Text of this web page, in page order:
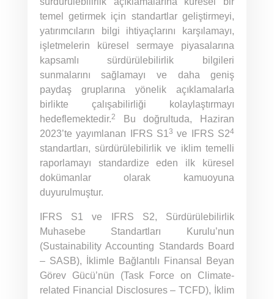
temel getirmek için standartlar geliştirmeyi,
yatırımcıların bilgi ihtiyaçlarını karşılamayı,
işletmelerin küresel sermaye piyasalarına
kapsamlı sürdürülebilirlik bilgileri
sunmalarını sağlamayı ve daha geniş
paydaş gruplarına yönelik açıklamalarla
birlikte çalışabilirliği kolaylaştırmayı
hedeflemektedir.2
Bu doğrultuda, Haziran
2023’te yayımlanan IFRS S1 3 ve IFRS S24
standartları, sürdürülebilirlik ve iklim temelli
raporlamayı standardize eden ilk küresel
dokümanlar olarak kamuoyuna
duyurulmuştur.
IFRS S1 ve IFRS S2, Sürdürülebilirlik
Muhasebe Standartları Kurulu’nun
(Sustainability Accounting Standards Board
– SASB), İklimle Bağlantılı Finansal Beyan
Görev Gücü’nün (Task Force on Climate-
related Financial Disclosures – TCFD), İklim